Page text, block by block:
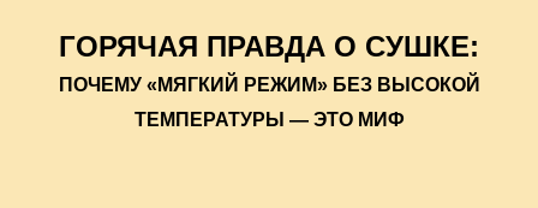
ГОРЯЧАЯ ПРАВДА О СУШКЕ:
ПОЧЕМУ «МЯГКИЙ РЕЖИМ» БЕЗ ВЫСОКОЙ
ТЕМПЕРАТУРЫ — ЭТО МИФ